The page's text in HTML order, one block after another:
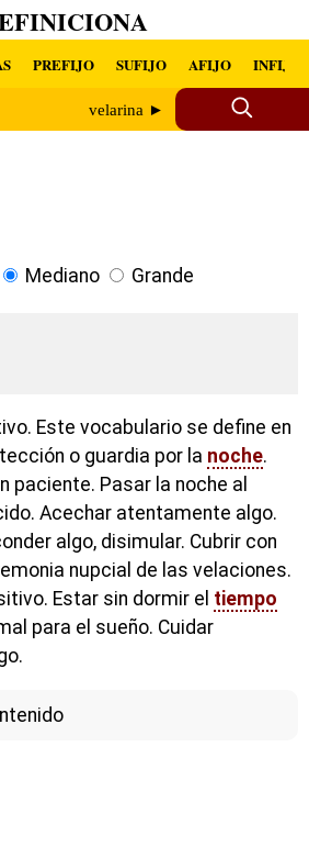
PREFIJO SUFIJO AFIJO INFIJO
velarina ►
Mediano Grande
Este vocabulario se define en
o guardia por la noche.
paciente. Pasar la noche al
Acechar atentamente algo.
algo, disimular. Cubrir con
nupcial de las velaciones.
Estar sin dormir el tiempo
para el sueño. Cuidar